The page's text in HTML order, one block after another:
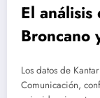
El
Broncano
Los datos de
Comunicación,